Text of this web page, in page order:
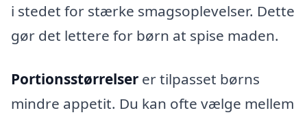
i stedet for stærke smagsoplevelser. Dette
gør det lettere for børn at spise maden.
Portionsstørrelser er tilpasset børns
mindre appetit. Du kan ofte vælge mellem